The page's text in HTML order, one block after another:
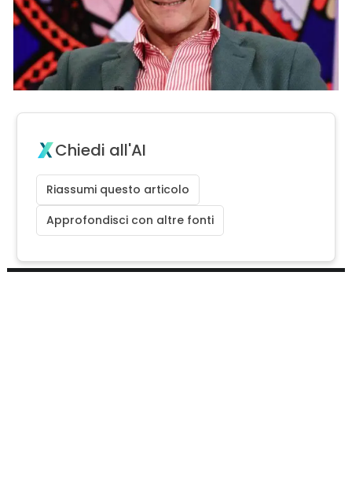
Chiedi all'AI
Riassumi questo articolo
Approfondisci con altre fonti